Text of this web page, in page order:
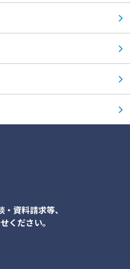
資料請求等、
ください。